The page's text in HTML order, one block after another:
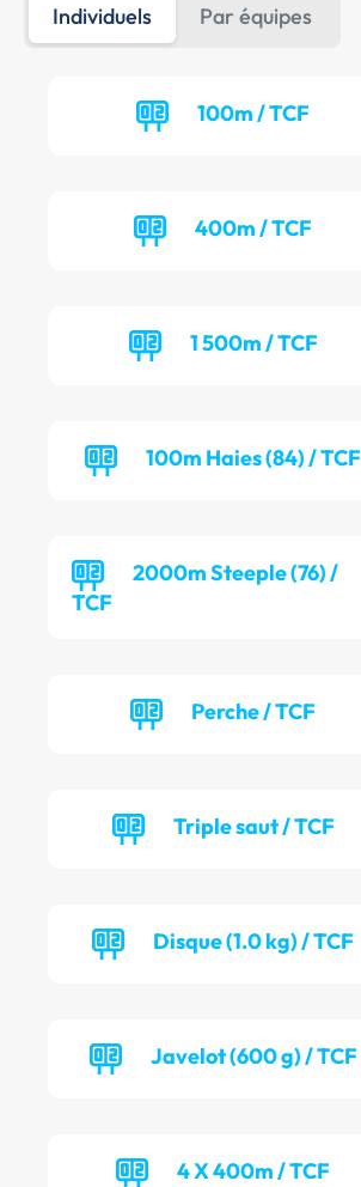
Individuels Par équipes
100m / TCF
400m / TCF
1 500m / TCF
100m Haies (84) / TCF
2000m Steeple (76) /
TCF
Perche / TCF
Triple saut / TCF
Disque (1.0 kg) / TCF
Javelot (600 g) / TCF
4 X 400m / TCF